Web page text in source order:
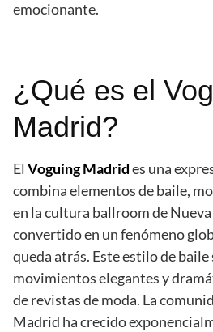
emocionante.
¿Qué es el
Madrid?
El Voguing Madrides una
combina elementos de baile,
en la cultura ballroom de Nueva
convertido en un fenómeno
queda atrás. Este estilo de
movimientos elegantes y
de revistas de moda. La
Madrid ha crecido